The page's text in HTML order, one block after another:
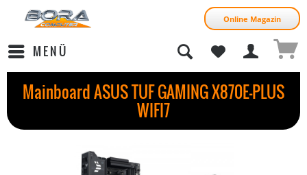
Online Magazin
MENÜ
Mainboard ASUS TUF GAMING X870E-PLUS
WIFI7